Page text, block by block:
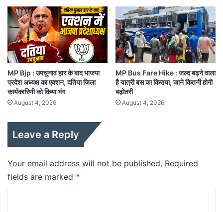
MP Bjp : उपचुनाव हार के बाद भाजपा
प्रदेश अध्यक्ष का एक्शन, दतिया जिला
कार्यकारिणी को किया भंग
August 4, 2026
MP Bus Fare Hike : जल्द बढ़ने वाला
है यात्री बस का किराया, जाने कितनी होगी
बढ़ोतरी
August 4, 2026
Leave a Reply
Your email address will not be published. Required
fields are marked *